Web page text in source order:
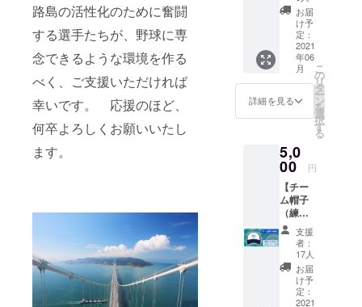
路島の活性化のために奮闘
する選手たちが、野球に専
念できるような環境を作る
べく、ご支援いただければ
幸いです。 応援のほど、
何卒よろしくお願いいたし
ます。
ありま
す
※希望す
るお名
前を備
考欄に
お書き
くださ
字以
内）
希望し
ない場
合は
「希望
しな
い」と
記載く
ださい
※お
（希望
者の
み）
・支
援者の
お名前
で
「挑」
成
※お名前
の大き
さは支
援額に
応じる
場合が
ありま
す
※希望す
るお名
前を備
ズ
セッ
ト】 ◎
番組オ
リジナ
ル・
エッチ
ングク
リップ
12種
技をイ
メージ
にした
エッチ
ングク
リップ
個
数：各
種1個、
合計12
礼ポス
お届
け予
定：
2021
年06
月
詳細を見る
こ
の
リ
タ
ー
ン
を
選
択
す
る
5,0
00 円
【チー
ム帽子
（練習
用）
セッ
ト】
◎「淡
路ブレ
イブ
オー
支援
者：
17人
お届
け予
定：
2021